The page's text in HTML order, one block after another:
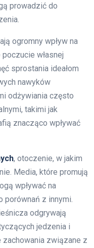
prowadzić do
ogromny wpływ na
własnej
sprostania ideałom
nawyków
odżywiania często
takimi jak
znacząco wpływać
, otoczenie, w jakim
Media, które promują
wpływać na
porównań z innymi.
odgrywają
jedzenia i
zachowania związane z